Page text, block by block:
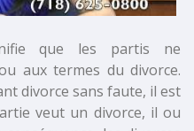
que les partis ne
aux termes du divorce.
divorce sans faute, il est
veut un divorce, il ou